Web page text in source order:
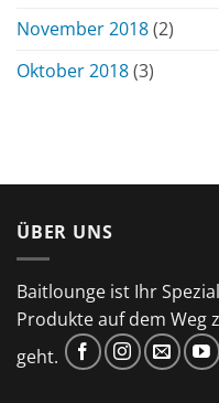
November 2018(2)
Oktober 2018(3)
ÜBER UNS
Baitlounge ist Ihr
Produkte auf dem Weg
geht.